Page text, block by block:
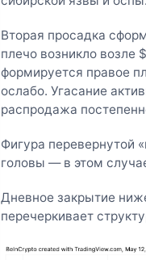
Вторая просадка
плечо возникло возле
формируется правое
ослабо. Угасание
распродажа
Фигура перевернутой
головы — в этом
Дневное закрытие
перечеркивает